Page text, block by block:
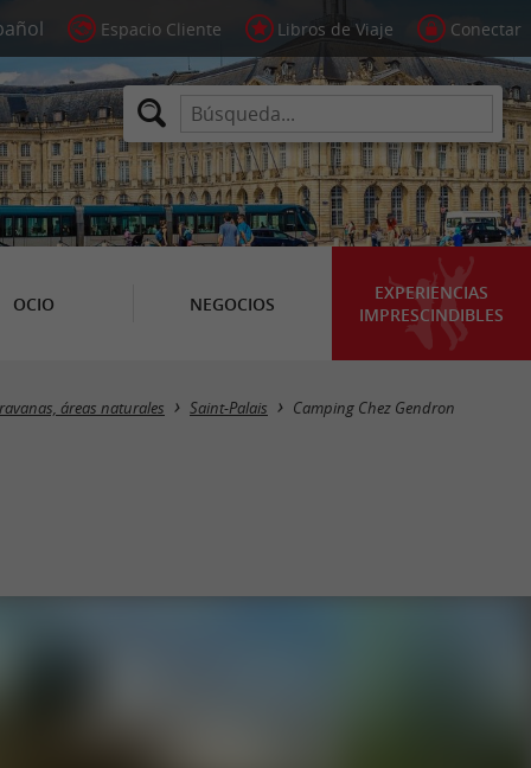
Espacio Cliente Libros de Viaje Conectar
OCIO NEGOCIOS
EXPERIENCIAS
IMPRESCINDIBLES
áreas naturales Saint-Palais Camping Chez Gendron